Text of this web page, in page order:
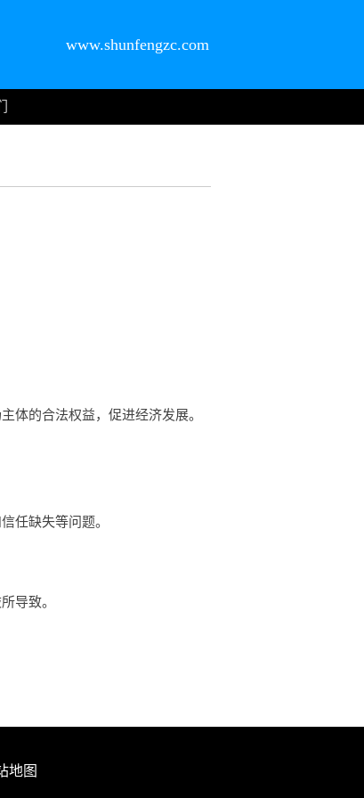
www.shunfengzc.com
体的合法权益，促进经济发展。
任缺失等问题。
导致。
地图